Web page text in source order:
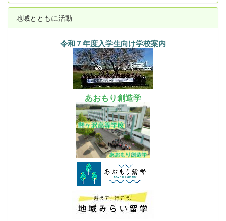
地域とともに活動
令和７年度入学生向け学校案内
あおもり創造学